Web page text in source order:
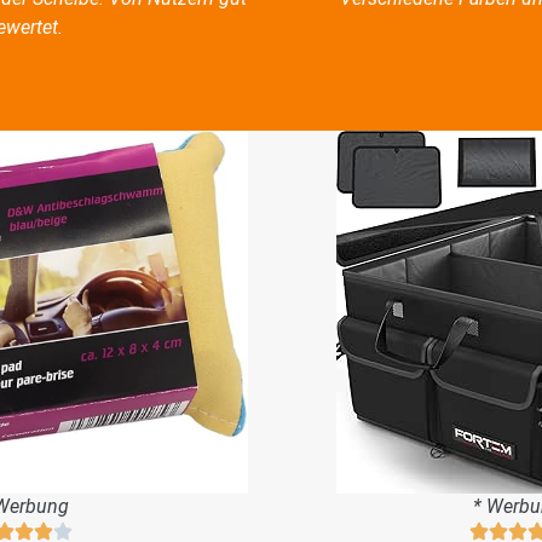
*